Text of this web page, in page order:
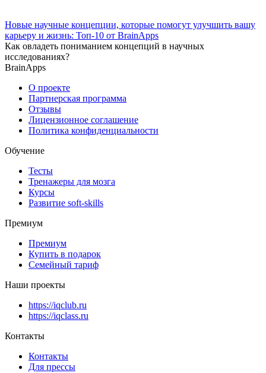
Новые научные концепции, которые помогут улучшить вашу
карьеру и жизнь: Топ-10 от BrainApps
Как овладеть пониманием концепций в научных
исследованиях?
BrainApps
О проекте
Партнерская программа
Отзывы
Лицензионное соглашение
Политика конфиденциальности
Обучение
Тесты
Тренажеры для мозга
Курсы
Развитие soft-skills
Премиум
Премиум
Купить в подарок
Семейный тариф
Наши проекты
https://iqclub.ru
https://iqclass.ru
Контакты
Контакты
Для прессы